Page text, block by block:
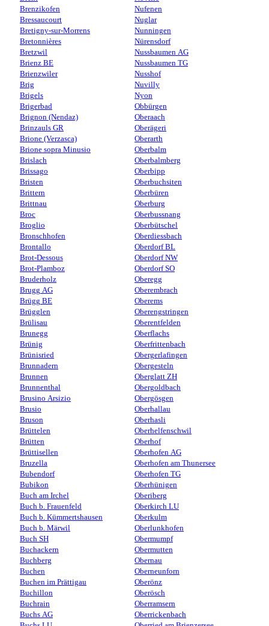
Brenzikofen
Bressaucourt
Bretigny-sur-Morrens
Bretonnières
Bretzwil
Brienz BE
Brienzwiler
Brig
Brigels
Brigerbad
Brignon (Nendaz)
Brinzauls GR
Brione (Verzasca)
Brione sopra Minusio
Brislach
Brissago
Bristen
Brittern
Brittnau
Broc
Broglio
Bronschhofen
Brontallo
Brot-Dessous
Brot-Plamboz
Bruderholz
Brugg AG
Brügg BE
Brügglen
Brülisau
Brunegg
Brünig
Brünisried
Brunnadern
Brunnen
Brunnenthal
Brusino Arsizio
Brusio
Bruson
Brüttelen
Brütten
Brüttisellen
Bruzella
Bubendorf
Bubikon
Buch am Irchel
Buch b. Frauenfeld
Buch b. Kümmertshausen
Buch b. Märwil
Buch SH
Buchackern
Buchberg
Buchen
Buchen im Prättigau
Buchillon
Buchrain
Buchs AG
Nufenen
Nuglar
Nunningen
Nürensdorf
Nussbaumen AG
Nussbaumen TG
Nusshof
Nuvilly
Nyon
Obbürgen
Oberaach
Oberägeri
Oberarth
Oberbalm
Oberbalmberg
Oberbipp
Oberbuchsiten
Oberbüren
Oberburg
Oberbussnang
Oberbütschel
Oberdiessbach
Oberdorf BL
Oberdorf NW
Oberdorf SO
Oberegg
Oberembrach
Oberems
Oberengstringen
Oberentfelden
Oberflachs
Oberfrittenbach
Obergerlafingen
Obergesteln
Oberglatt ZH
Obergoldbach
Obergösgen
Oberhallau
Oberhasli
Oberhelfenschwil
Oberhof
Oberhofen AG
Oberhofen am Thunersee
Oberhofen TG
Oberhünigen
Oberiberg
Oberkirch LU
Oberkulm
Oberlunkhofen
Obermumpf
Obermutten
Obernau
Oberneunforn
Oberönz
Oberösch
Oberramsern
Oberrickenbach